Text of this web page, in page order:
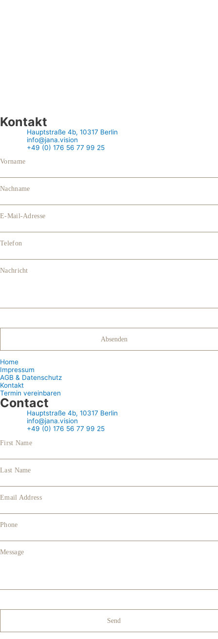
Kontakt
Hauptstraße 4b, 10317 Berlin
info@jana.vision
+49 (0) 176 56 77 99 25
Vorname
Nachname
E-Mail-Adresse
Telefon
Nachricht
Home
Impressum
AGB & Datenschutz
Kontakt
Termin vereinbaren
Contact
Hauptstraße 4b, 10317 Berlin
info@jana.vision
+49 (0) 176 56 77 99 25
First Name
Last Name
Email Address
Phone
Message